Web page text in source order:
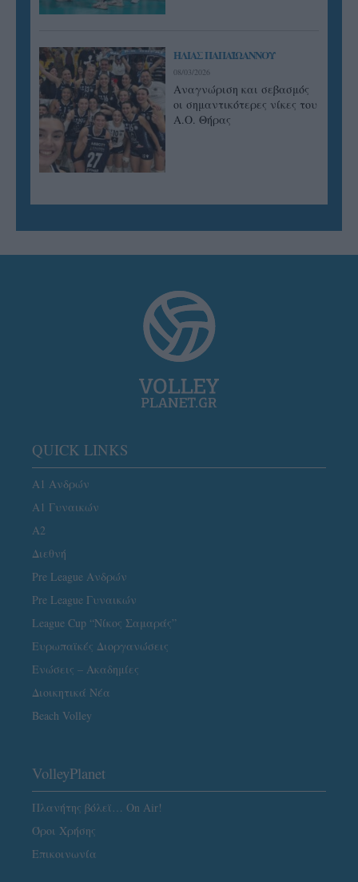
ΗΛΙΑΣ ΠΑΠΑΪΩΑΝΝΟΥ
08/03/2026
Αναγνώριση και σεβασμός
οι σημαντικότερες νίκες του
Α.Ο. Θήρας
QUICK LINKS
Α1 Ανδρών
Α1 Γυναικών
A2
Διεθνή
Pre League Ανδρών
Pre League Γυναικών
League Cup “Νίκος Σαμαράς”
Ευρωπαϊκές Διοργανώσεις
Ενώσεις – Ακαδημίες
Διοικητικά Νέα
Beach Volley
VolleyPlanet
Πλανήτης βόλεϊ… On Air!
Όροι Χρήσης
Επικοινωνία